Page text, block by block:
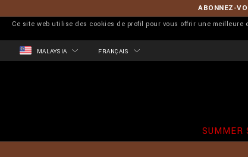
ABONNEZ-
Ce site web utilise des cookies de profil pour vous offrir une
MALAYSIA FRANÇAIS
SUMMER